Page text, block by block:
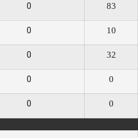
0 83
0 10
0 32
0 0
0 0